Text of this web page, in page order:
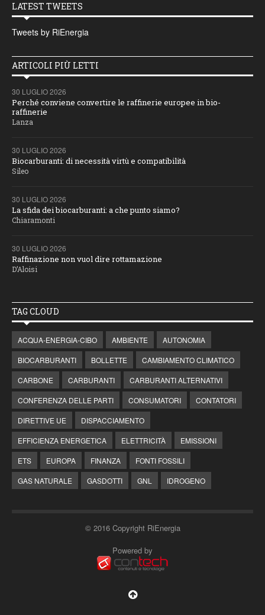
LATEST TWEETS
Tweets by RiEnergia
ARTICOLI PIÙ LETTI
30 LUGLIO 2026
Perché conviene convertire le raffinerie europee in bio-
raffinerie
Lanza
30 LUGLIO 2026
Biocarburanti: di necessità virtù e compatibilità
Sileo
30 LUGLIO 2026
La sfida dei biocarburanti: a che punto siamo?
Chiaramonti
30 LUGLIO 2026
Raffinazione non vuol dire rottamazione
D’Aloisi
TAG CLOUD
ACQUA-ENERGIA-CIBO AMBIENTE
AUTONOMIA
BIOCARBURANTI
BOLLETTE
CAMBIAMENTO CLIMATICO
CARBONE
CARBURANTI
CARBURANTI ALTERNATIVI
CONFERENZA DELLE PARTI
CONSUMATORI
CONTATORI
DIRETTIVE UE
DISPACCIAMENTO
EFFICIENZA ENERGETICA
ELETTRICITÀ
EMISSIONI
ETS
EUROPA FINANZA
FONTI FOSSILI
GAS NATURALE
GASDOTTI GNL IDROGENO
© 2016 Copyright RiEnergia
Powered by